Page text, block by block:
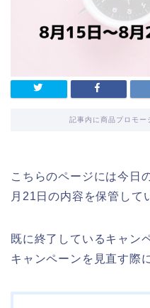
記事内に商品プロモー
こちらのページには今日
月21日の内容を保管して
既に終了しているキャン
キャンペーンを見直す際